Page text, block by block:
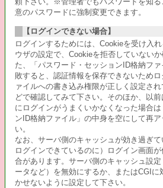
意のパスワードに強制変更できます。
【ログインできない場合】
ログインするためには、Cookieを受け入
ウザの設定で、Cookieを拒否していない
た、「パスワード・セッションID格納フ
敗すると、認証情報を保存できないため
ァイルへの書き込み権限が正しく設定さ
どで確認してみて下さい。そのほか、以
にログインがうまくいかなくなった場合
ンID格納ファイル」の中身を空にして再
い。
なお、サーバ側のキャッシュが効き過ぎ
ログインできているのに）ログイン画面
合があります。サーバ側のキャッシュ設
ータなど）を無効にするか、またはCGIに
かせないように設定して下さい。